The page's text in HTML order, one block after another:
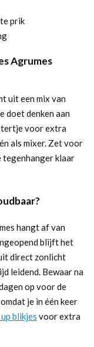
prik
Agrumes
uit een mix van
doet denken aan
voor extra
als mixer. Zet voor
tegenhanger klaar
hangt af van
blijft het
direct zonlicht
leidend. Bewaar na
op voor de
je in één keer
blikjes voor extra